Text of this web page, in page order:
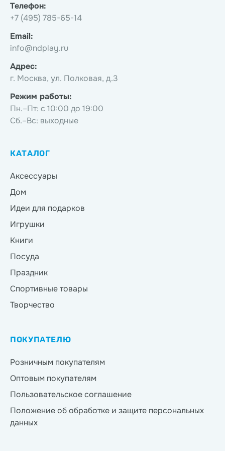
Телефон:
+7 (495) 785-65-14
Email:
info@ndplay.ru
Адрес:
г. Москва, ул. Полковая, д.3
Режим работы:
Пн.–Пт: с 10:00 до 19:00
Сб.–Вс: выходные
КАТАЛОГ
Аксессуары
Дом
Идеи для подарков
Игрушки
Книги
Посуда
Праздник
Спортивные товары
Творчество
ПОКУПАТЕЛЮ
Розничным покупателям
Оптовым покупателям
Пользовательское соглашение
Положение об обработке и защите персональных
данных